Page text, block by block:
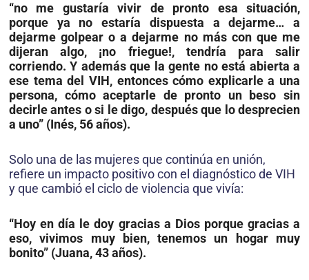
“no me gustaría vivir de pronto esa situación,
porque ya no estaría dispuesta a dejarme… a
dejarme golpear o a dejarme no más con que me
dijeran algo, ¡no friegue!, tendría para salir
corriendo. Y además que la gente no está abierta a
ese tema del VIH, entonces cómo explicarle a una
persona, cómo aceptarle de pronto un beso sin
decirle antes o si le digo, después que lo desprecien
a uno” (Inés, 56 años).
Solo una de las mujeres que continúa en unión,
refiere un impacto positivo con el diagnóstico de VIH
y que cambió el ciclo de violencia que vivía:
“Hoy en día le doy gracias a Dios porque gracias a
eso, vivimos muy bien, tenemos un hogar muy
bonito” (Juana, 43 años).